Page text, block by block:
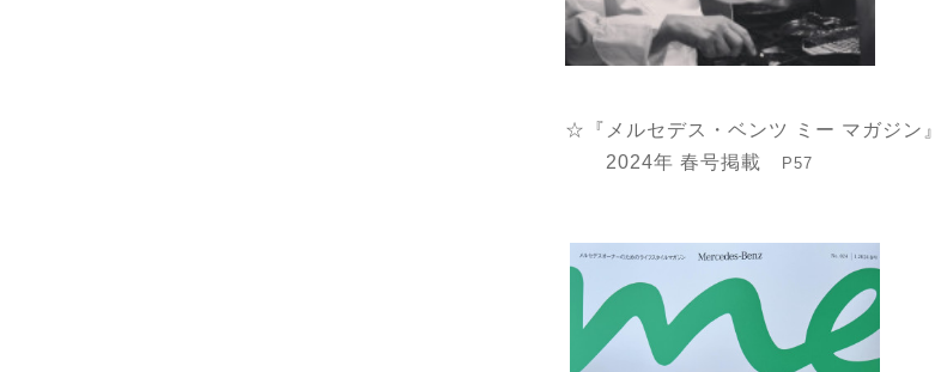
☆『メルセデス・ベンツ ミー マガジン』
2024年 春号掲載
P57